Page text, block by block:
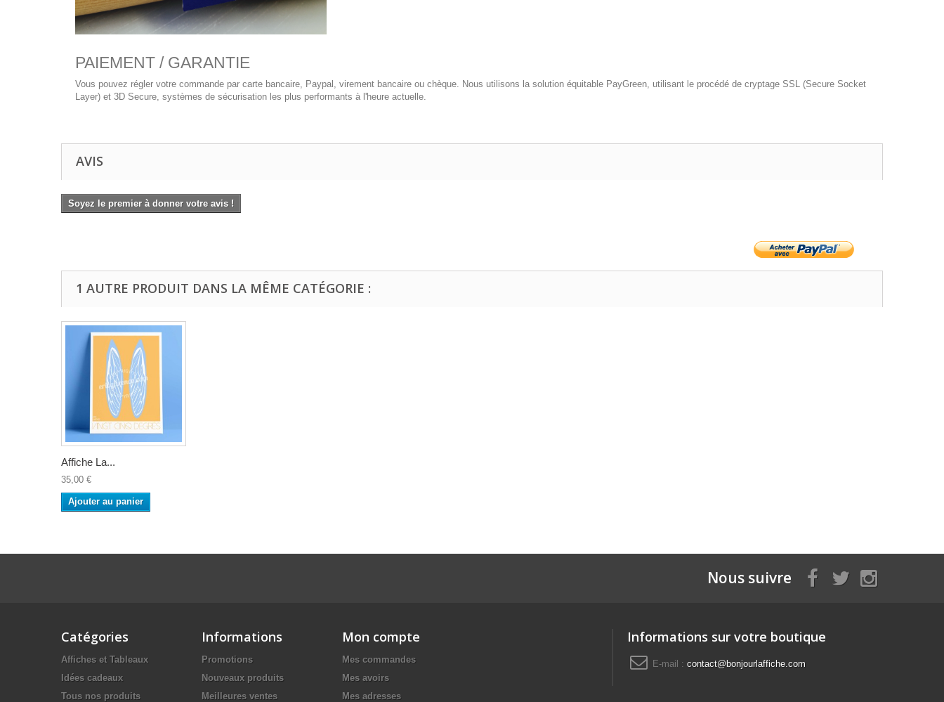
PAIEMENT / GARANTIE
Vous pouvez régler votre commande par carte bancaire, Paypal, virement bancaire ou chèque. Nous utilisons la solution équitable PayGreen, utilisant le procédé de cryptage SSL (Secure Socket
Layer) et 3D Secure, systèmes de sécurisation les plus performants à l'heure actuelle.
AVIS
Soyez le premier à donner votre avis !
1 AUTRE PRODUIT DANS LA MÊME CATÉGORIE :
Affiche La...
35,00 €
Ajouter au panier
Nous suivre
Catégories
Affiches et Tableaux
Idées cadeaux
Tous nos produits
Informations
Promotions
Nouveaux produits
Meilleures ventes
Mon compte
Mes commandes
Mes avoirs
Mes adresses
Informations sur votre boutique
E-mail : contact@bonjourlaffiche.com